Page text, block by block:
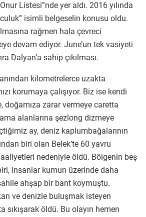
Listesi”nde yer aldı. 2016 yılında
isimli belgeselin konusu oldu.
rağmen hala çevreci
devam ediyor. June’un tek vasiyeti
Dalyan’a sahip çıkılması.
kilometrelerce uzakta
korumaya çalışıyor. Biz ise kendi
doğamıza zarar vermeye caretta
alanlarına şezlong dizmeye
ay, deniz kaplumbağalarının
biri olan Belek’te 60 yavru
nedeniyle öldü. Bölgenin beş
insanlar kumun üzerinde daha
ahşap bir bant koymuştu.
ve denizle buluşmak isteyen
sıkışarak öldü. Bu olayın hemen